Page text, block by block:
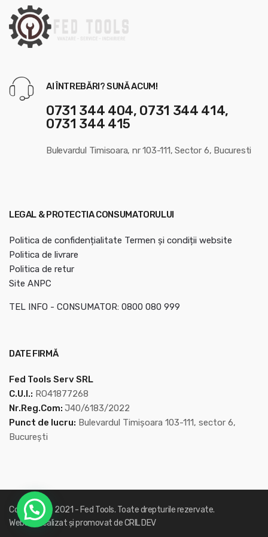
AI ÎNTREBĂRI? SUNĂ ACUM!
0731 344 404, 0731 344 414,
0731 344 415
Bulevardul Timisoara, nr 103-111, Sector 6, Bucuresti
LEGAL & PROTECTIA CONSUMATORULUI
Politica de confidențialitate Termen și condiții website
Politica de livrare
Politica de retur
Site ANPC
TEL INFO - CONSUMATOR: 0800 080 999
DATE FIRMĂ
Fed Tools Serv SRL
C.U.I.: RO41877268
Nr.Reg.Com: J40/6183/2022
Punct de lucru: Bulevardul Timișoara 103-111, sector 6,
București
Copyright © 2021 - Fed Tools. Toate drepturile rezervate.
Website realizat și promovat deCRIL DEV